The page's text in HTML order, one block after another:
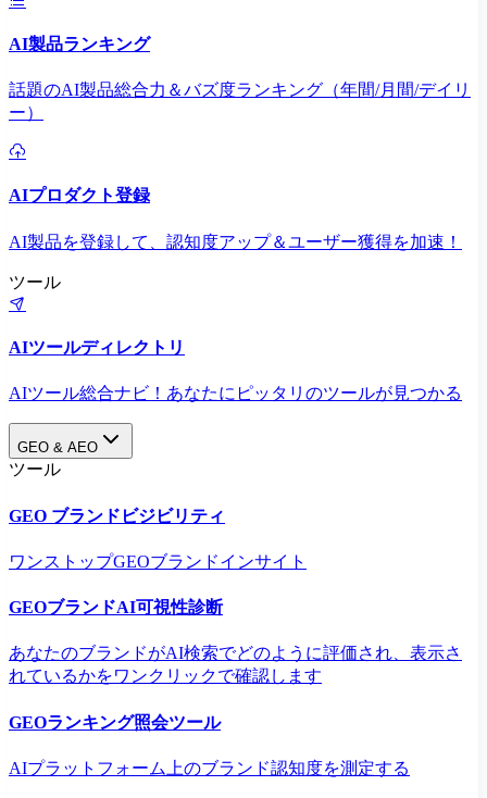
AI製品ランキング
話題のAI製品総合力＆バズ度ランキング（年間/月間/デイリ
ー）
AIプロダクト登録
AI製品を登録して、認知度アップ＆ユーザー獲得を加速！
ツール
AIツールディレクトリ
AIツール総合ナビ！あなたにピッタリのツールが見つかる
GEO & AEO
ツール
GEO ブランドビジビリティ
ワンストップGEOブランドインサイト
GEOブランドAI可視性診断
あなたのブランドがAI検索でどのように評価され、表示さ
れているかをワンクリックで確認します
GEOランキング照会ツール
AIプラットフォーム上のブランド認知度を測定する